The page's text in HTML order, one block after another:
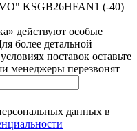
KSGB26HFAN1 (-40)
действуют особые
более детальной
поставок оставьте
менеджеры перезвонят
данных в